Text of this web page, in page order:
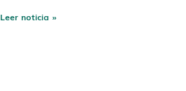
Leer noticia »